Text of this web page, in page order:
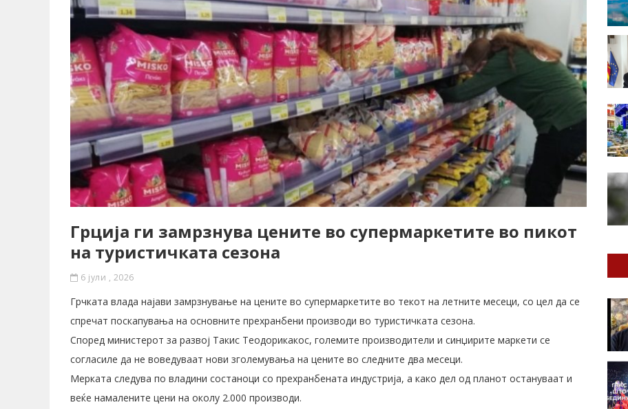
Грција ги замрзнува цените во супермаркетите во пикот
на туристичката сезона
6 јули , 2026
Грчката влада најави замрзнување на цените во супермаркетите во текот на летните месеци, со цел да се
спречат поскапувања на основните прехранбени производи во туристичката сезона.
Според министерот за развој Такис Теодорикакос, големите производители и синџирите маркети се
согласиле да не воведуваат нови зголемувања на цените во следните два месеци.
Мерката следува по владини состаноци со прехранбената индустрија, а како дел од планот остануваат и
веќе намалените цени на околу 2.000 производи.